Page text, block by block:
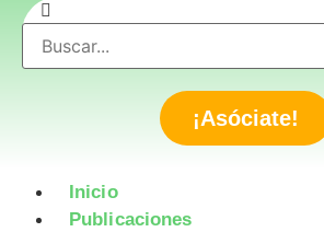
¡Asóciate!
Inicio
Publicaciones